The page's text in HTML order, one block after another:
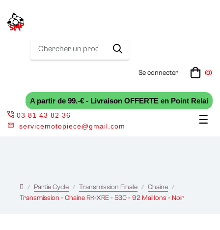
Se connecter (0)
A partir de 99.-€ - Livraison OFFERTE en Point Relai
☰
03 81 43 82 36
servicemotopiece@gmail.com
Partie Cycle Transmission Finale
Chaine
Transmission - Chaine RK-XRE - 530 - 92 Maillons - Noir